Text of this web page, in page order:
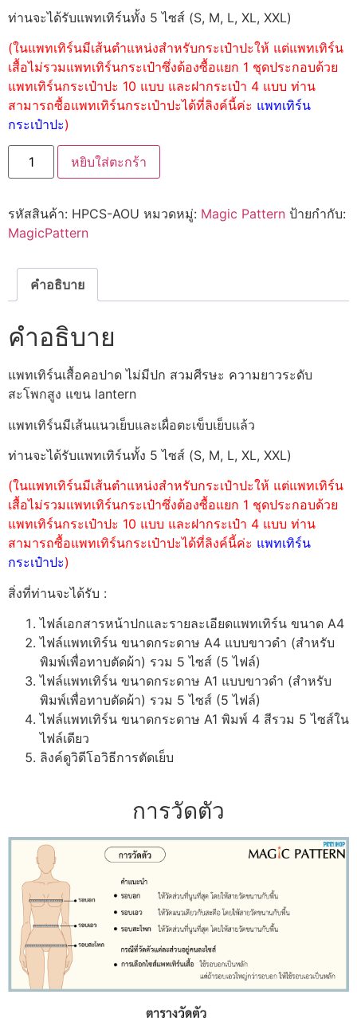
ท่านจะได้รับแพทเทิร์นทั้ง 5 ไซส์ (S, M, L, XL, XXL)
(ในแพทเทิร์นมีเส้นตำแหน่งสำหรับกระเป๋าปะให้ แต่แพทเทิร์น
เสื้อไม่รวมแพทเทิร์นกระเป๋าซึ่งต้องซื้อแยก 1 ชุดประกอบด้วย
แพทเทิร์นกระเป๋าปะ 10 แบบ และฝากระเป๋า 4 แบบ ท่าน
สามารถซื้อแพทเทิร์นกระเป๋าปะได้ที่ลิงค์นี้ค่ะ แพทเทิร์น
กระเป๋าปะ)
หยิบใส่ตะกร้า
รหัสสินค้า: HPCS-AOU หมวดหมู่: Magic Pattern ป้ายกำกับ:
MagicPattern
คำอธิบาย
คำอธิบาย
แพทเทิร์นเสื้อคอปาด ไม่มีปก สวมศีรษะ ความยาวระดับ
สะโพกสูง แขน lantern
แพทเทิร์นมีเส้นแนวเย็บและเผื่อตะเข็บเย็บแล้ว
ท่านจะได้รับแพทเทิร์นทั้ง 5 ไซส์ (S, M, L, XL, XXL)
(ในแพทเทิร์นมีเส้นตำแหน่งสำหรับกระเป๋าปะให้ แต่แพทเทิร์น
เสื้อไม่รวมแพทเทิร์นกระเป๋าซึ่งต้องซื้อแยก 1 ชุดประกอบด้วย
แพทเทิร์นกระเป๋าปะ 10 แบบ และฝากระเป๋า 4 แบบ ท่าน
สามารถซื้อแพทเทิร์นกระเป๋าปะได้ที่ลิงค์นี้ค่ะ แพทเทิร์น
กระเป๋าปะ)
สิ่งที่ท่านจะได้รับ :
ไฟล์เอกสารหน้าปกและรายละเอียดแพทเทิร์น ขนาด A4
ไฟล์แพทเทิร์น ขนาดกระดาษ A4 แบบขาวดำ (สำหรับ
พิมพ์เพื่อทาบตัดผ้า) รวม 5 ไซส์ (5 ไฟล์)
ไฟล์แพทเทิร์น ขนาดกระดาษ A1 แบบขาวดำ (สำหรับ
พิมพ์เพื่อทาบตัดผ้า) รวม 5 ไซส์ (5 ไฟล์)
ไฟล์แพทเทิร์น ขนาดกระดาษ A1 พิมพ์ 4 สีรวม 5 ไซส์ใน
ไฟล์เดียว
ลิงค์ดูวิดีโอวิธีการตัดเย็บ
การวัดตัว